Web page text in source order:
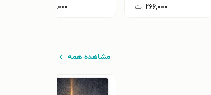
۲۶۶,۰۰۰ ت ۱۱۰,۰۰۰
مشاهده همه